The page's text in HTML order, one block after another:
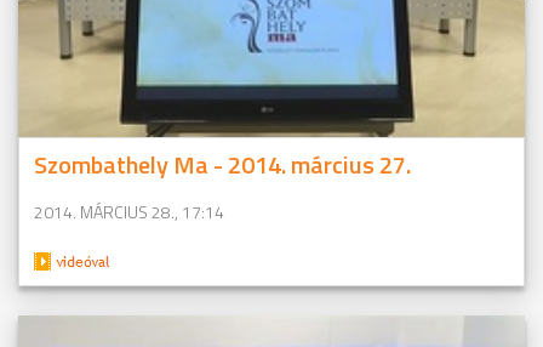
Szombathely Ma - 2014. március 27.
2014. MÁRCIUS 28., 17:14